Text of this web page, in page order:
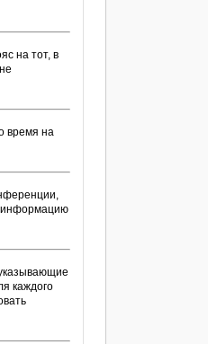
на тот, в
время на
информацию
каждого